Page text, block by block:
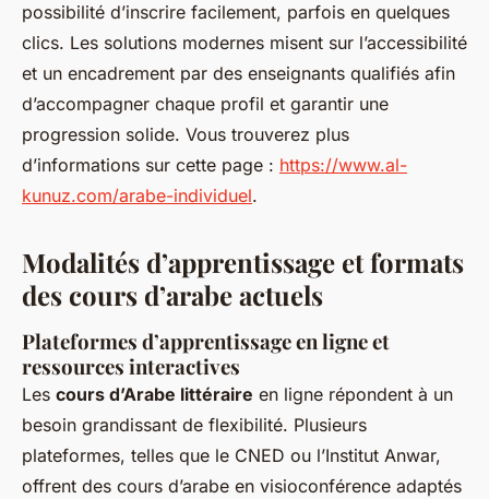
possibilité d’inscrire facilement, parfois en quelques
clics. Les solutions modernes misent sur l’accessibilité
et un encadrement par des enseignants qualifiés afin
d’accompagner chaque profil et garantir une
progression solide. Vous trouverez plus
d’informations sur cette page : https://www.al-
kunuz.com/arabe-individuel.
Modalités d’apprentissage et formats
des cours d’arabe actuels
Plateformes d’apprentissage en ligne et
ressources interactives
Les cours d’Arabe littéraire en ligne répondent à un
besoin grandissant de flexibilité. Plusieurs
plateformes, telles que le CNED ou l’Institut Anwar,
offrent des cours d’arabe en visioconférence adaptés